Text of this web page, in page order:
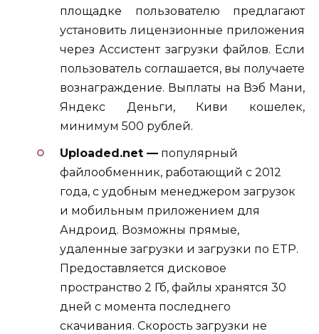
площадке пользователю предлагают
установить лицензионные приложения
через Ассистент загрузки файлов. Если
пользователь соглашается, вы получаете
вознаграждение. Выплаты на Вэб Мани,
Яндекс Деньги, Киви кошелек,
минимум 500 рублей.
Uploaded.net — популярный
файлообменник, работающий с 2012
года, с удобным менеджером загрузок
и мобильным приложением для
Андроид. Возможны прямые,
удаленные загрузки и загрузки по ETP.
Предоставляется дисковое
пространство 2 Гб, файлы хранятся 30
дней с момента последнего
скачивания. Скорость загрузки не